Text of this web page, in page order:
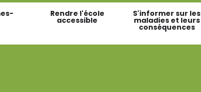
Rendre l'école
accessible
S'informer sur les
maladies et leurs
conséquences